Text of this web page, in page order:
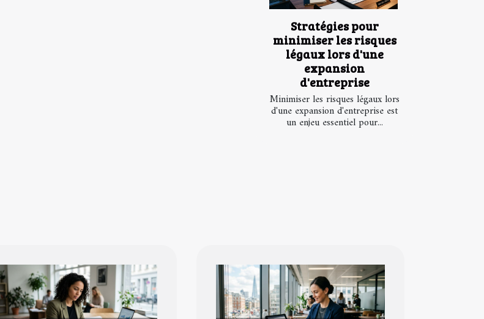
Stratégies pour
minimiser les risques
légaux lors d'une
expansion
d'entreprise
Minimiser les risques légaux lors
d'une expansion d'entreprise est
un enjeu essentiel pour...